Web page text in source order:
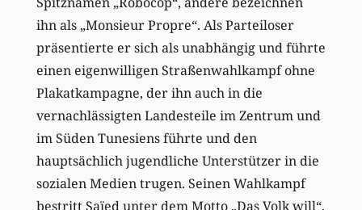
ihn als „Monsieur Propre“. Als Parteiloser
präsentierte er sich als unabhängig und führte
einen eigenwilligen Straßenwahlkampf ohne
Plakatkampagne, der ihn auch in die
vernachlässigten Landesteile im Zentrum und
im Süden Tunesiens führte und den
hauptsächlich jugendliche Unterstützer in die
sozialen Medien trugen. Seinen Wahlkampf
bestritt Saïed unter dem Motto „Das Volk will“,